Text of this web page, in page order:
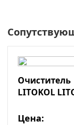
LITOKOL
Цена: